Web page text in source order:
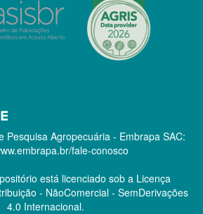
Pesquisa Agropecuária - Embrapa SAC:
fale-conosco
está licenciado sob a Licença
- NãoComercial - SemDerivações
4.0 Internacional.